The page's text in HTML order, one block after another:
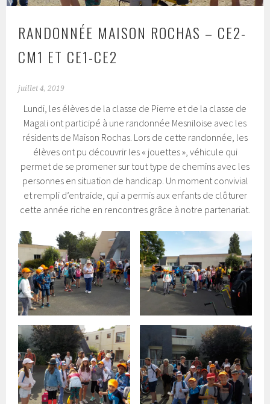
RANDONNÉE MAISON ROCHAS – CE2-
CM1 ET CE1-CE2
juillet 4, 2019
Lundi, les élèves de la classe de Pierre et de la classe de
Magali ont participé à une randonnée Mesniloise avec les
résidents de Maison Rochas. Lors de cette randonnée, les
élèves ont pu découvrir les « jouettes », véhicule qui
permet de se promener sur tout type de chemins avec les
personnes en situation de handicap. Un moment convivial
et rempli d’entraide, qui a permis aux enfants de clôturer
cette année riche en rencontres grâce à notre partenariat.